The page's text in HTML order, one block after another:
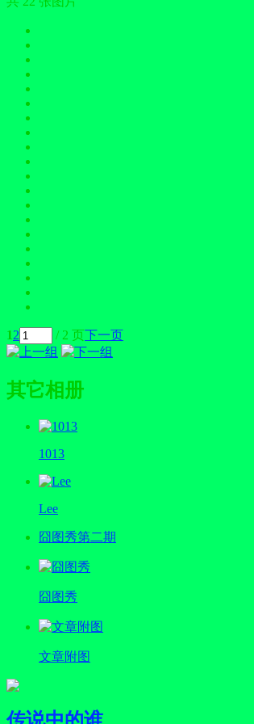
12 / 2 页下一页
其它相册
1013
Lee
囧图秀第二期
囧图秀
文章附图